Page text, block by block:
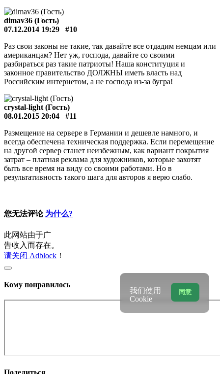
dimav36 (Гость)
07.12.2014 19:29
#10
Раз свои законы не такие, так давайте все отдадим немцам или
американцам? Нет уж, господа, давайте со своими
разбираться раз такие патриоты! Наша конституция и
законное правительство ДОЛЖНЫ иметь власть над
Российским интернетом, а не господа из-за бугра!
crystal-light (Гость)
08.01.2015 20:04
#11
Размещение на сервере в Германии и дешевле намного, и
всегда обеспечена техническая поддержка. Если перемещение
на другой сервер станет неизбежным, как вариант покрытия
затрат – платная реклама для художников, которые захотят
быть все время на виду со своими работами. Но в
результативность такого шага для авторов я верю слабо.
您无法评论 为什么?
此网站由于广
告收入而存在。
请关闭 Adblock ！
Кому понравилось
同意
我们使用
Cookie